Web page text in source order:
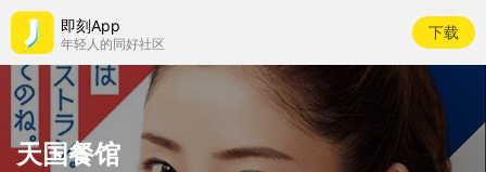
即刻App
年轻人的同好社区
下载
天国餐馆